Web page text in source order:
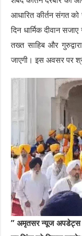
आधारित कीर्तन संगत
दिन धार्मिक दीवान
तख्त साहिब और
जाएगी। इस अवसर पर
” अमृतसर न्यूज अपडेट्स